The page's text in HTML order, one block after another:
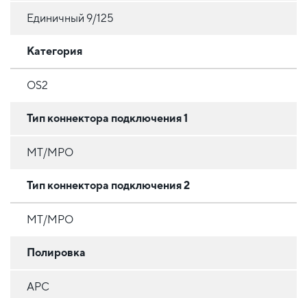
Единичный 9/125
Категория
OS2
Тип коннектора подключения 1
MT/MPO
Тип коннектора подключения 2
MT/MPO
Полировка
APC